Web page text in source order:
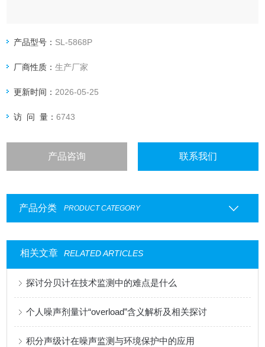
产品型号： SL-5868P
厂商性质：生产厂家
更新时间： 2026-05-25
访 问 量：6743
产品咨询 联系我们
产品分类 PRODUCT CATEGORY
相关文章 RELATED ARTICLES
探讨分贝计在技术监测中的难点是什么
个人噪声剂量计“overload”含义解析及相关探讨
积分声级计在噪声监测与环境保护中的应用